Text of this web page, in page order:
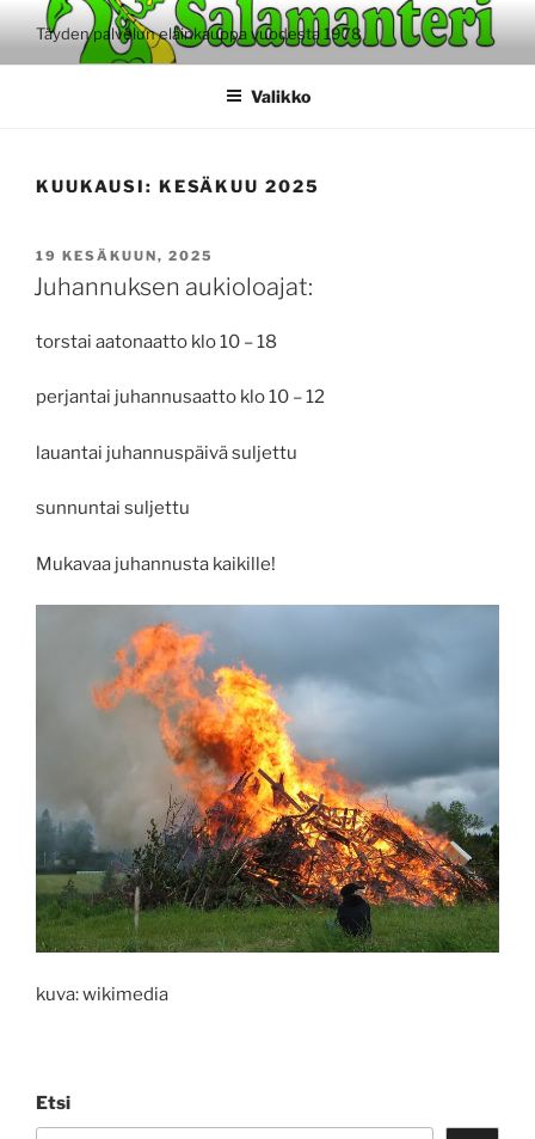
sisältöönTäyden palvelun eläinkauppa vuodesta 1978
Valikko
KUUKAUSI: KESÄKUU 2025
JULKAISTU
19 KESÄKUUN, 2025
Juhannuksen aukioloajat:
torstai aatonaatto klo 10 – 18
perjantai juhannusaatto klo 10 – 12
lauantai juhannuspäivä suljettu
sunnuntai suljettu
Mukavaa juhannusta kaikille!
kuva: wikimedia
Etsi